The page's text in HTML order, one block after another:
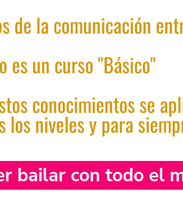
de la comunicación
es un curso "Básico"
conocimientos se
los niveles y para
bailar con todo el